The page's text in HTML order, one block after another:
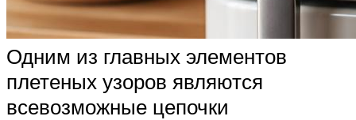
Одним из главных элементов
плетеных узоров являются
всевозможные цепочки